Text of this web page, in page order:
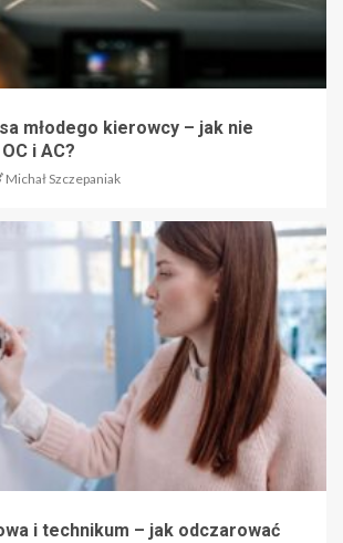
młodego kierowcy – jak nie
i AC?
Michał Szczepaniak
i technikum – jak odczarować